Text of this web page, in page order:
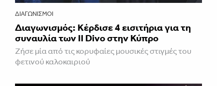
ΔΙΑΓΩΝΙΣΜΟΊ
Διαγωνισμός: Κέρδισε 4 εισιτήρια για τη
συναυλία των Il Divo στην Κύπρο
Ζήσε μία από τις κορυφαίες μουσικές στιγμές του
φετινού καλοκαιριού